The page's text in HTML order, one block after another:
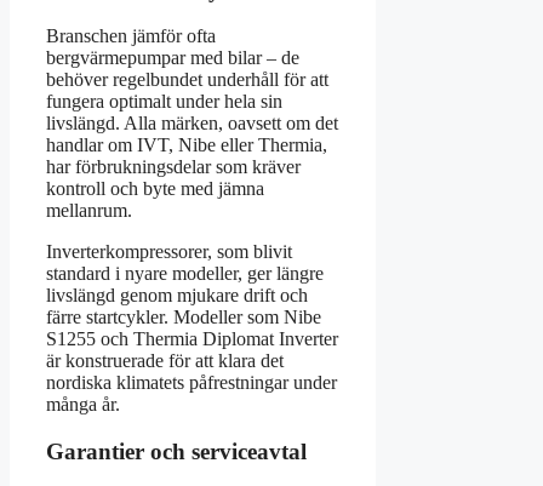
Branschen jämför ofta
bergvärmepumpar med bilar – de
behöver regelbundet underhåll för att
fungera optimalt under hela sin
livslängd. Alla märken, oavsett om det
handlar om IVT, Nibe eller Thermia,
har förbrukningsdelar som kräver
kontroll och byte med jämna
mellanrum.
Inverterkompressorer, som blivit
standard i nyare modeller, ger längre
livslängd genom mjukare drift och
färre startcykler. Modeller som Nibe
S1255 och Thermia Diplomat Inverter
är konstruerade för att klara det
nordiska klimatets påfrestningar under
många år.
Garantier och serviceavtal